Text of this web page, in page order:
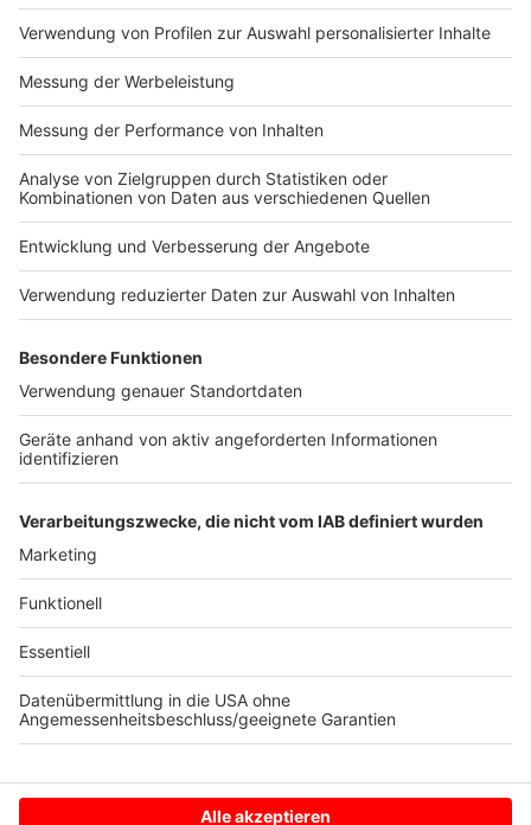
Weitere Ausnahmen können beim zuständigen
Gesundheitsamt beantragt werden.
Zusätzlich zur Testpflicht besteht zudem eine
Anmeldepflicht für Einreisende
Niederlanden. Von der Anmeldepflicht sind
Durchreisende und Aufenthalte unter 24 Stunden
ausgenommen.
Die Niederlande sind bereits seit dem 17. Oktober
Hochinzidenzgebiet tritt am 6. April 2021 um 0 Uhr in
Hochinzidenzgebiet oder Virusvarianten-Gebiet erfolgt
nach gemeinsamer Analyse und Entscheidung durch
das Bundesministerium für Gesundheit, das Auswärtige
Amt und das Bundesministerium des Innern, für Bau
und Heimat. Das Robert Koch-Institut veröffentlicht
Anzeige